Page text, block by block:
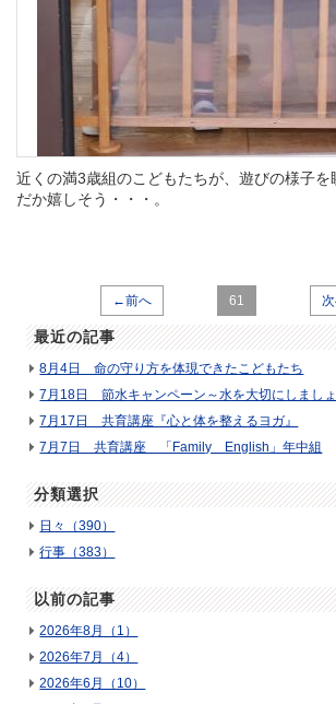
近くの満3歳組のこどもたちが、遊びの様子
だか嬉しそう・・・。
←前へ 61
最近の記事
8月4日 命の守り方を体現できたこどもたち
7月18日 節水キャンペーン～水を大切にしましょ
7月17日 共育講座『心と体を整えるヨガ』
7月7日 共育講座 「Family English」年中組
分類選択
日々（390）
行事（383）
以前の記事
2026年8月（1）
2026年7月（4）
2026年6月（10）